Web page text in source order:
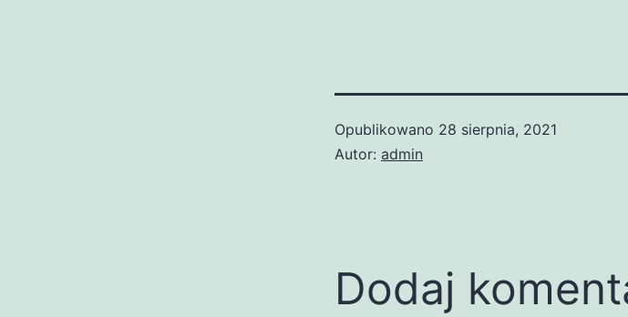
Opublikowano 28 sierpnia, 2021
Autor: admin
Dodaj